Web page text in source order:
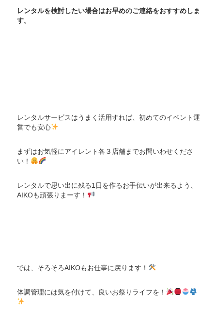
レンタルを検討したい場合はお早めのご連絡をおすすめしま
す。
レンタルサービスはうまく活用すれば、初めてのイベント運
営でも安心
まずはお気軽にアイレント各３店舗までお問いわせくださ
い！
レンタルで思い出に残る1日を作るお手伝いが出来るよう、
AIKOも頑張りまーす！
では、そろそろAIKOもお仕事に戻ります！
体調管理には気を付けて、良いお祭りライフを！